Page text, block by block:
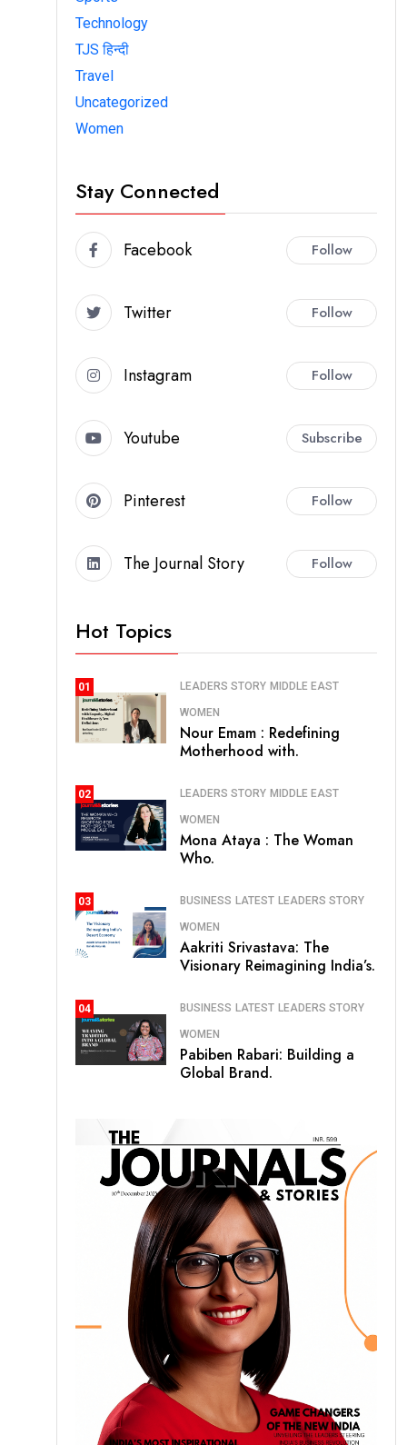
Technology
TJS हिन्दी
Travel
Uncategorized
Women
Stay Connected
Facebook Follow
Twitter Follow
Instagram Follow
Youtube Subscribe
Pinterest Follow
The Journal Story Follow
Hot Topics
01 LEADERS STORY MIDDLE EAST
WOMEN
Nour Emam : Redefining
Motherhood with.
02 LEADERS STORY MIDDLE EAST
WOMEN
Mona Ataya : The Woman
Who.
03 BUSINESS LATEST LEADERS STORY
WOMEN
Aakriti Srivastava: The
Visionary Reimagining India’s.
04 BUSINESS LATEST LEADERS STORY
WOMEN
Pabiben Rabari: Building a
Global Brand.